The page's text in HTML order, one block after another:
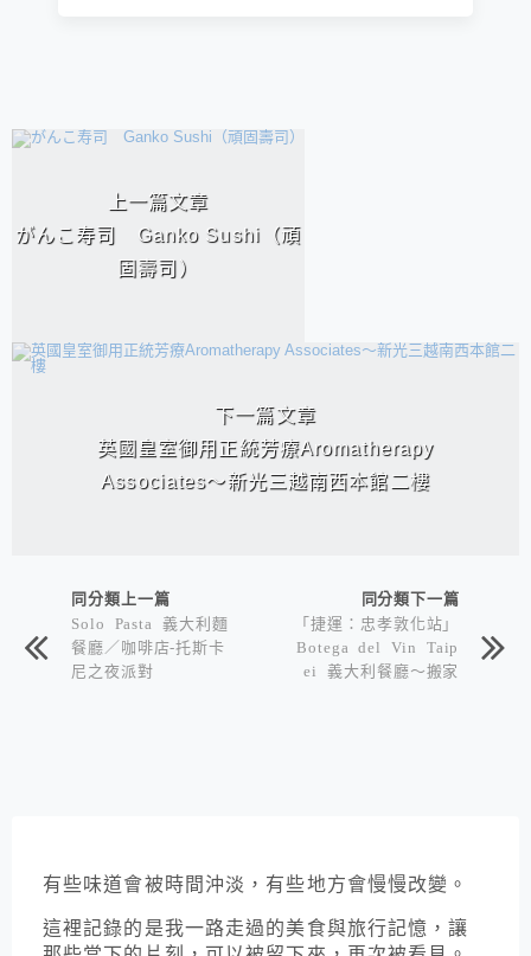
相連文章
上一篇文章
がんこ寿司 Ganko Sushi（頑
固壽司）
下一篇文章
英國皇室御用正統芳療Aromatherapy
Associates～新光三越南西本館二樓
同分類上一篇
Solo Pasta 義大利麵
餐廳／咖啡店-托斯卡
尼之夜派對
同分類下一篇
「捷運：忠孝敦化站」
Botega del Vin Taip
ei 義大利餐廳～搬家
有些味道會被時間沖淡，有些地方會慢慢改變。
這裡記錄的是我一路走過的美食與旅行記憶，讓